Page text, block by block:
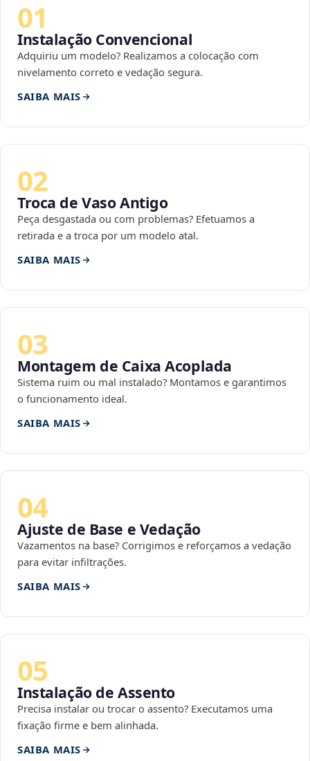
01
Instalação Convencional
Adquiriu um modelo? Realizamos a colocação com
nivelamento correto e vedação segura.
SAIBA MAIS
02
Troca de Vaso Antigo
Peça desgastada ou com problemas? Efetuamos a
retirada e a troca por um modelo atal.
SAIBA MAIS
03
Montagem de Caixa Acoplada
Sistema ruim ou mal instalado? Montamos e garantimos
o funcionamento ideal.
SAIBA MAIS
04
Ajuste de Base e Vedação
Vazamentos na base? Corrigimos e reforçamos a vedação
para evitar infiltrações.
SAIBA MAIS
05
Instalação de Assento
Precisa instalar ou trocar o assento? Executamos uma
fixação firme e bem alinhada.
SAIBA MAIS